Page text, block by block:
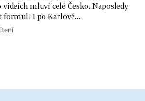
videích mluví celé Česko. Naposledy
formuli 1 po Karlově...